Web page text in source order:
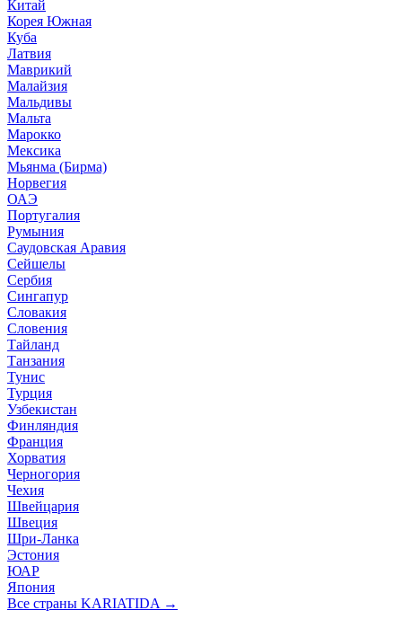
Китай
Корея Южная
Куба
Латвия
Маврикий
Малайзия
Мальдивы
Мальта
Марокко
Мексика
Мьянма (Бирма)
Норвегия
ОАЭ
Португалия
Румыния
Саудовская Аравия
Сейшелы
Сербия
Сингапур
Словакия
Словения
Тайланд
Танзания
Тунис
Турция
Узбекистан
Финляндия
Франция
Хорватия
Черногория
Чехия
Швейцария
Швеция
Шри-Ланка
Эстония
ЮАР
Япония
Все страны KARIATIDA →